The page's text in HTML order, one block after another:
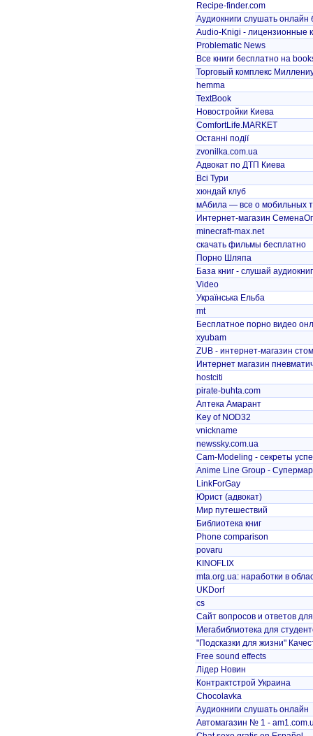
Recipe-finder.com
Аудиокниги слушать онлайн
Audio-Knigi - лицензионные
Problematic News
Все книги бесплатно на
Торговый комплекс
hemma
TextBook
Новостройки Киева
ComfortLife.MARKET
Останні події
zvonilka.com.ua
Адвокат по ДТП Киева
Всі Тури
хюндай клуб
мАбила — все о мобильных
Интернет-магазин
minecraft-max.net
скачать фильмы бесплатно
Порно Шляпа
База книг - слушай
Video
Українська Ельба
mt
Бесплатное порно видео
xyubam
ZUB - интернет-магазин
Интернет магазин
hostciti
pirate-buhta.com
Аптека Амарант
Key of NOD32
vnickname
newssky.com.ua
Cam-Modeling - секреты
Anime Line Group -
LinkForGay
Юрист (адвокат)
Мир путешествий
Библиотека книг
Phone comparison
povaru
KINOFLIX
mta.org.ua: наработки в
UKDorf
cs
Сайт вопросов и ответов
Мегабиблиотека для
"Подсказки для жизни"
Free sound effects
Лідер Новин
Контрактстрой Украина
Chocolavka
Аудиокниги слушать онлайн
Автомагазин № 1 -